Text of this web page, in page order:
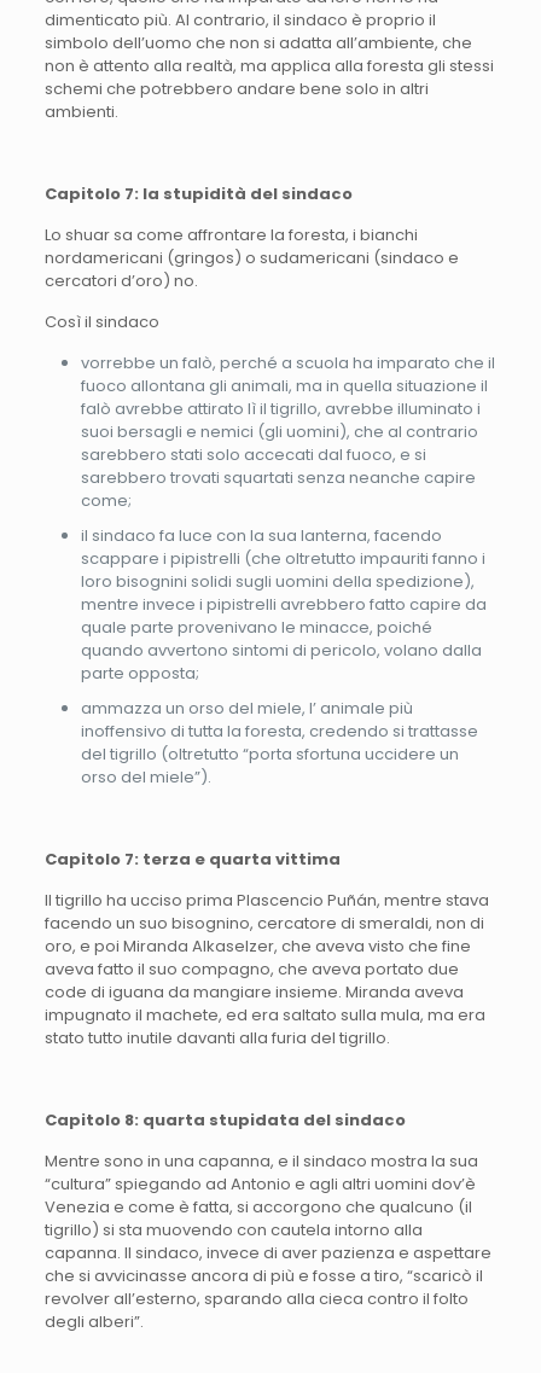
dimenticato più. Al contrario, il sindaco è proprio il
simbolo dell’uomo che non si adatta all’ambiente, che
non è attento alla realtà, ma applica alla foresta gli stessi
schemi che potrebbero andare bene solo in altri
ambienti.
Capitolo 7: la stupidità del sindaco
Lo shuar sa come affrontare la foresta, i bianchi
nordamericani (gringos) o sudamericani (sindaco e
cercatori d’oro) no.
Così il sindaco
vorrebbe un falò, perché a scuola ha imparato che il
fuoco allontana gli animali, ma in quella situazione il
falò avrebbe attirato lì il tigrillo, avrebbe illuminato i
suoi bersagli e nemici (gli uomini), che al contrario
sarebbero stati solo accecati dal fuoco, e si
sarebbero trovati squartati senza neanche capire
come;
il sindaco fa luce con la sua lanterna, facendo
scappare i pipistrelli (che oltretutto impauriti fanno i
loro bisognini solidi sugli uomini della spedizione),
mentre invece i pipistrelli avrebbero fatto capire da
quale parte provenivano le minacce, poiché
quando avvertono sintomi di pericolo, volano dalla
parte opposta;
ammazza un orso del miele, l’ animale più
inoffensivo di tutta la foresta, credendo si trattasse
del tigrillo (oltretutto “porta sfortuna uccidere un
orso del miele”).
Capitolo 7: terza e quarta vittima
Il tigrillo ha ucciso prima Plascencio Puñán, mentre stava
facendo un suo bisognino, cercatore di smeraldi, non di
oro, e poi Miranda Alkaselzer, che aveva visto che fine
aveva fatto il suo compagno, che aveva portato due
code di iguana da mangiare insieme. Miranda aveva
impugnato il machete, ed era saltato sulla mula, ma era
stato tutto inutile davanti alla furia del tigrillo.
Capitolo 8: quarta stupidata del sindaco
Mentre sono in una capanna, e il sindaco mostra la sua
“cultura” spiegando ad Antonio e agli altri uomini dov’è
Venezia e come è fatta, si accorgono che qualcuno (il
tigrillo) si sta muovendo con cautela intorno alla
capanna. Il sindaco, invece di aver pazienza e aspettare
che si avvicinasse ancora di più e fosse a tiro, “scaricò il
revolver all’esterno, sparando alla cieca contro il folto
degli alberi”.